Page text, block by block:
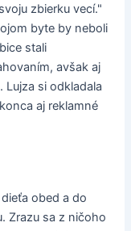
zbierku vecí."
byte by neboli
stali
avšak aj
si odkladala
aj reklamné
obed a do
Zrazu sa z ničoho